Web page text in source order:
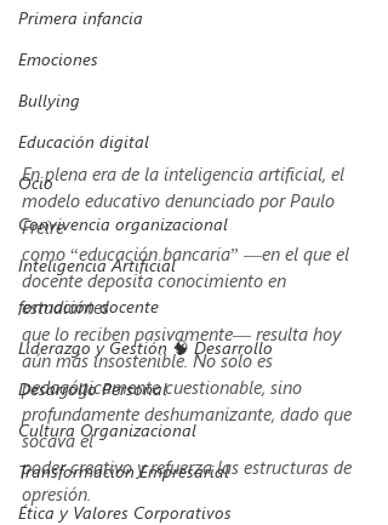
Primera infancia
Emociones
Bullying
Educación digital
Ocio
Convivencia organizacional
Inteligencia Artificial
formación docente
Liderazgo y Gestión 🧠 Desarrollo
Desarrollo Personal
Cultura Organizacional
Transformación Empresarial
Ética y Valores Corporativos
En plena era de la inteligencia artificial, el
modelo educativo denunciado por Paulo
Freire
como “educación bancaria” —en el que el
docente deposita conocimiento en
estudiantes
que lo reciben pasivamente— resulta hoy
aún más insostenible. No solo es
pedagógicamente cuestionable, sino
profundamente deshumanizante, dado que
socava el
poder creativo y refuerza las estructuras de
opresión.